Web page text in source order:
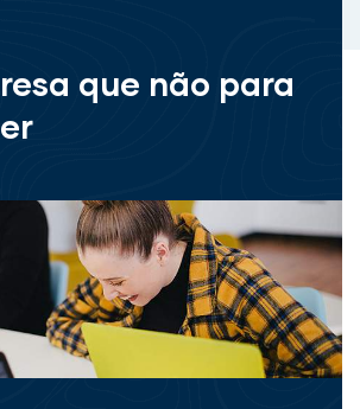
que não para